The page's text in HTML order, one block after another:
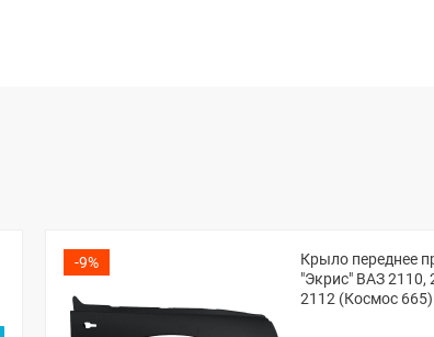
-9%
Крыло переднее
"Экрис" ВАЗ 2110,
2112 (Космос 665)